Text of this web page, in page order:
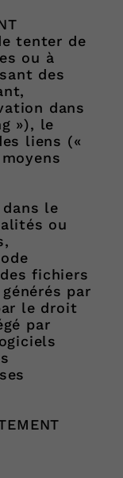
tenter de
ou à
des
dans
»), le
liens («
le
ou
fichiers
par
le droit
par